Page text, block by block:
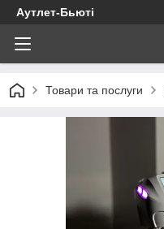
Аутлет-Бьюті
Товари та послуги